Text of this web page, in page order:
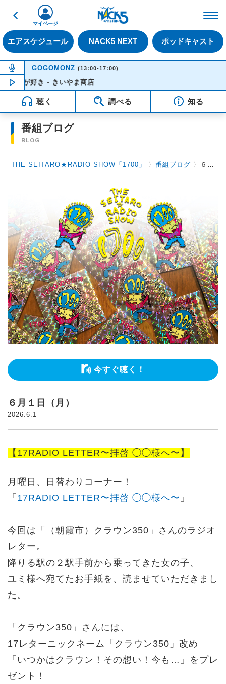
戻る
エアスケジュール NACK5 NEXT ポッドキャスト
マイページ
NOW ON AIR
GOGOMONZ (13:00-17:00)
NOW PLAYING15:57
島が好き - きいやま商店
聴く 調べる 知る
番組ブログ
BLOG
THE SEITARO★RADIO SHOW「1700」 〉番組ブログ 〉 ６月１日（月）
今すぐ聴く！
６月１日（月）
2026.6.1
【17RADIO LETTER〜拝啓 ◯◯様へ〜】
月曜日、日替わりコーナー！
「 17RADIO LETTER〜拝啓 ◯◯様へ〜 」
今回は「（朝霞市）クラウン350」さんのラジオ
レター。
降りる駅の２駅手前から乗ってきた女の子、
ユミ様へ宛てたお手紙を、読ませていただきまし
た。
「クラウン350」さんには、
17レターニックネーム「クラウン350」改め
「いつかはクラウン！その想い！今も…」をプレ
ゼント！